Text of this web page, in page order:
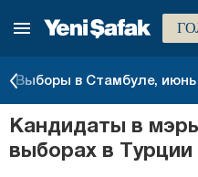
Выборы в Стамбуле, июнь
Кандидаты в
выборах в Турции
Айдын
Батман
Байбурт